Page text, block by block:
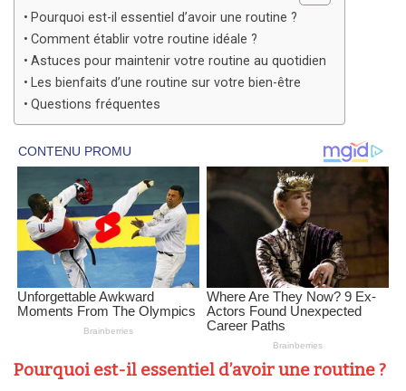
Pourquoi est-il essentiel d’avoir une routine ?
Comment établir votre routine idéale ?
Astuces pour maintenir votre routine au quotidien
Les bienfaits d’une routine sur votre bien-être
Questions fréquentes
Pourquoi est-il essentiel d’avoir une routine ?